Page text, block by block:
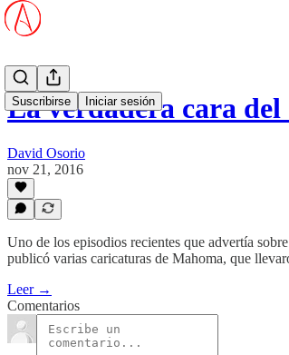
Suscribirse Iniciar sesión
La verdadera cara
David Osorio
nov 21, 2016
Uno de los episodios recientes que advertía
publicó varias caricaturas de Mahoma, que
Leer →
Comentarios